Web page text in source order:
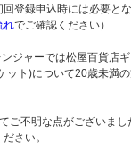
登録申込時には必要と
れでご確認ください）
ジャーでは松屋百貨店
ット)について20歳未満
ご不明な点がございまし
さい。